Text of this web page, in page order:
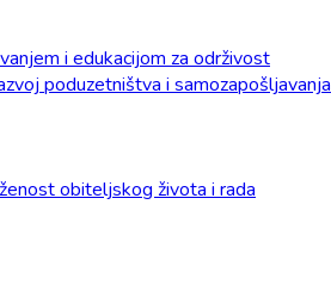
i edukacijom za održivost
poduzetništva i samozapošljavanja
obiteljskog života i rada